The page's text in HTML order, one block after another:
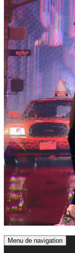
Menu de navigation